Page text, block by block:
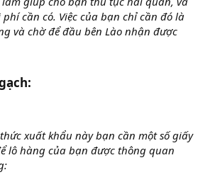
cần có. Việc của bạn chỉ cần đó là
và chờ để đầu bên Lào nhận được
xuất khẩu này bạn cần một số giấy
lô hàng của bạn được thông quan